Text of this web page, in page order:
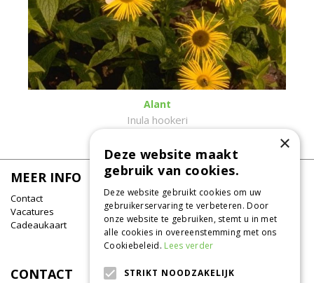
Alant
Inula hookeri
MEER INFO
Contact
Vacatures
Cadeaukaart
CONTACT
×
Deze website maakt
gebruik van cookies.
Deze website gebruikt cookies om uw
gebruikerservaring te verbeteren. Door
onze website te gebruiken, stemt u in met
alle cookies in overeenstemming met ons
Cookiebeleid. Lees verder
STRIKT NOODZAKELIJK